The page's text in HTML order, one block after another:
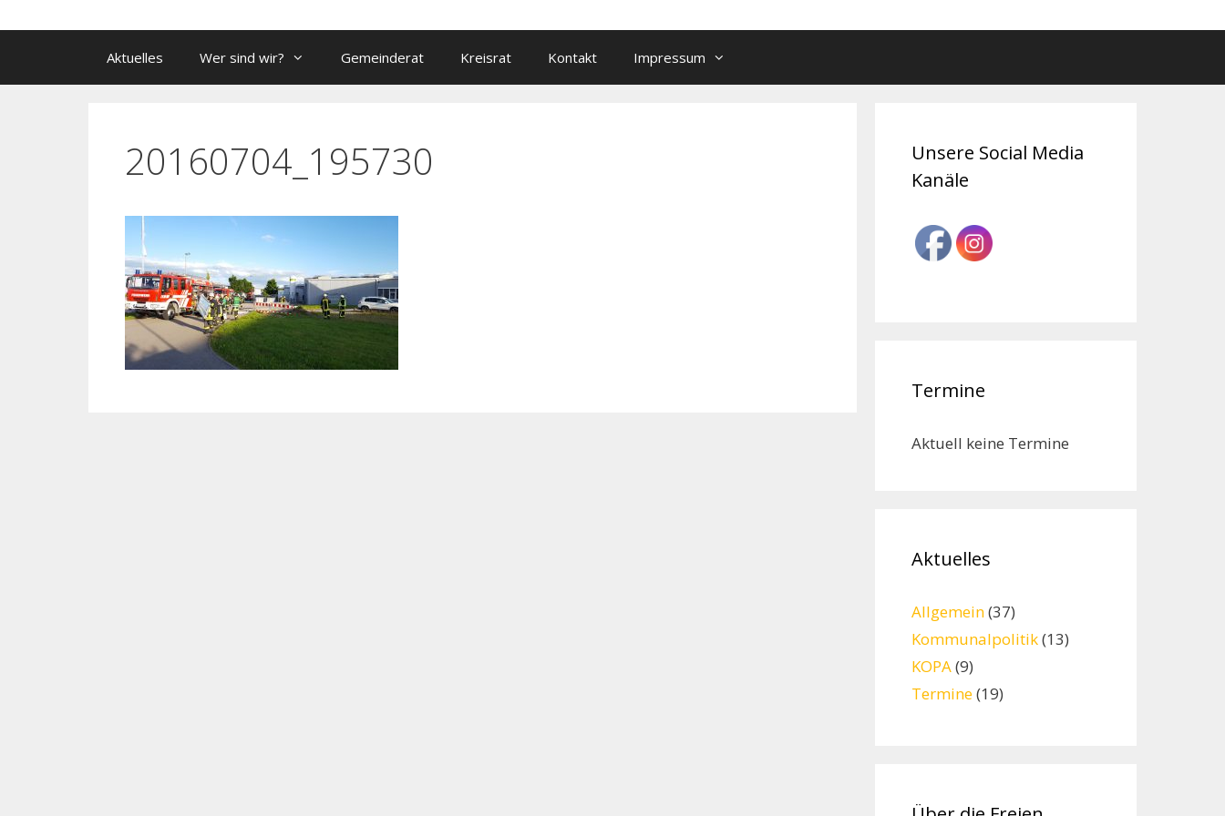
Aktuelles Wer sind wir? Gemeinderat Kreisrat Kontakt Impressum
20160704_195730
Unsere Social Media
Kanäle
Termine
Aktuell keine Termine
Aktuelles
Allgemein(37)
Kommunalpolitik(13)
KOPA(9)
Termine(19)